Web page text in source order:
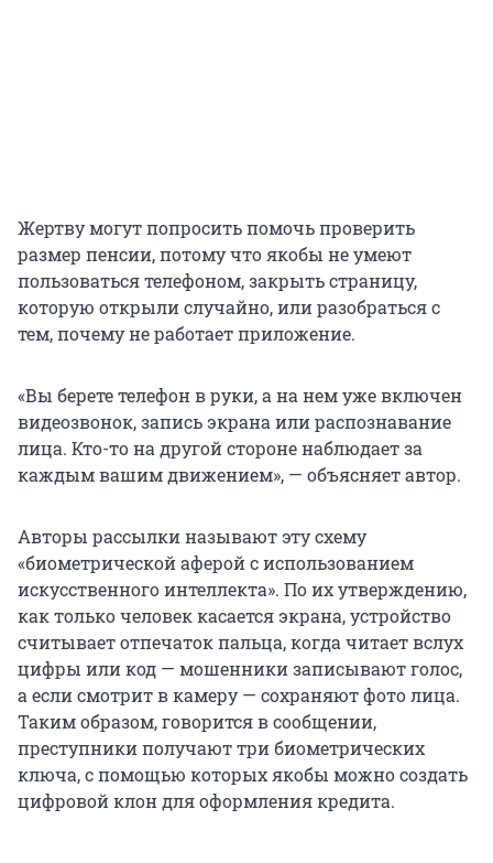
Жертву могут попросить помочь проверить
размер пенсии, потому что якобы не умеют
пользоваться телефоном, закрыть страницу,
которую открыли случайно, или разобраться с
тем, почему не работает приложение.
«Вы берете телефон в руки, а на нем уже включен
видеозвонок, запись экрана или распознавание
лица. Кто-то на другой стороне наблюдает за
каждым вашим движением», — объясняет автор.
Авторы рассылки называют эту схему
«биометрической аферой с использованием
искусственного интеллекта». По их утверждению,
как только человек касается экрана, устройство
считывает отпечаток пальца, когда читает вслух
цифры или код — мошенники записывают голос,
а если смотрит в камеру — сохраняют фото лица.
Таким образом, говорится в сообщении,
преступники получают три биометрических
ключа, с помощью которых якобы можно создать
цифровой клон для оформления кредита.